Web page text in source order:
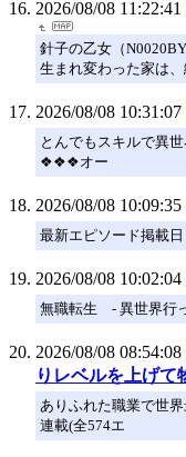
2026/08/08 11:22:41
針子の乙女（N0020BY
生まれ変わった家は
2026/08/08 10:31:07
とんでもスキルで異
❖❖❖オー
2026/08/08 10:09:35
最新エピソード掲載
2026/08/08 10:02:04
無職転生 - 異世界行
2026/08/08 08:54:08
りレベルを上げて
ありふれた職業で世界
連載(全574エ